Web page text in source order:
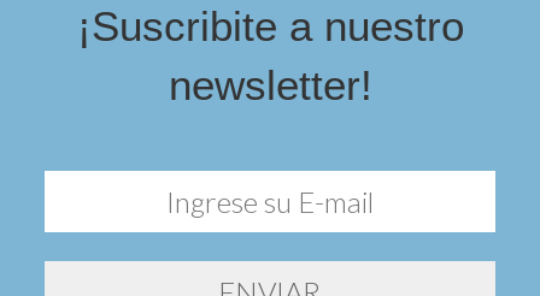
¡Suscribite a nuestro
newsletter!